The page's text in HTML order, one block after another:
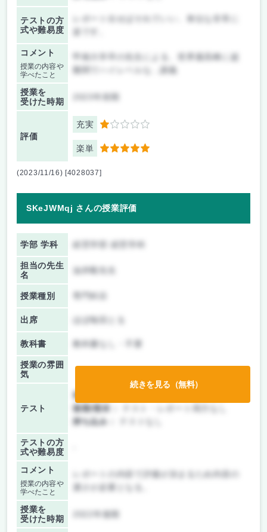
テストの方
式や難易度
コメント
授業の内容や
学べたこと
甲南大学卒の先生による、世界最高峰に超
難関でハイレベルな...講義
授業を
受けた時期
評価
充実 1
楽単 5
(2023/11/16) [4028037]
SKeJWMqj さんの授業評価
学部 学科
担当の先生
名
油井毅先生
授業種別
出席 ほぼ毎回とる
教科書 教科書なし・不要
授業の雰囲
気
テスト
前期/中間：
後期/期末：
持ち込み：
テストの方
式や難易度
コメント
授業の内容や
学べたこと
レポートの内容で評価が決まるため内容の
授業を
受けた時期
2022年後期
続きを見る（無料）